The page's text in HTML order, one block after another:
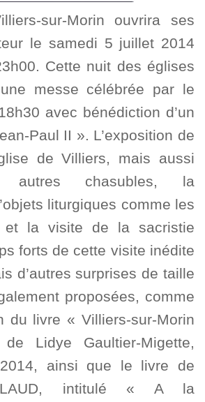
sur-Morin ouvrira ses
le samedi 5 juillet 2014
Cette nuit des églises
messe célébrée par le
avec bénédiction d’un
Paul II ». L’exposition de
de Villiers, mais aussi
autres chasubles, la
liturgiques comme les
et la visite de la sacristie
forts de cette visite inédite
d’autres surprises de taille
proposées, comme
du livre « Villiers-sur-Morin
Lidye Gaultier-Migette,
ainsi que le livre de
intitulé « A la